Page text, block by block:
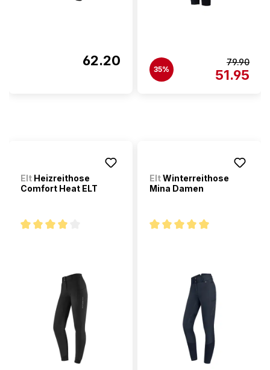
62.20
35%
79.90
51.95
Elt Heizreithose
Comfort Heat ELT
EltWinterreithose
Mina Damen